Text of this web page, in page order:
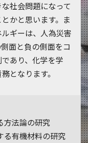
社会問題になって
かと思います。ま
ギーは、人為災害
面と負の側面をコ
あり、化学を学
となります。
方法論の研究
る有機材料の研究